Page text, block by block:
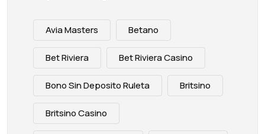
Avia Masters Betano
Bet Riviera Bet Riviera Casino
Bono Sin Deposito Ruleta Britsino
Britsino Casino